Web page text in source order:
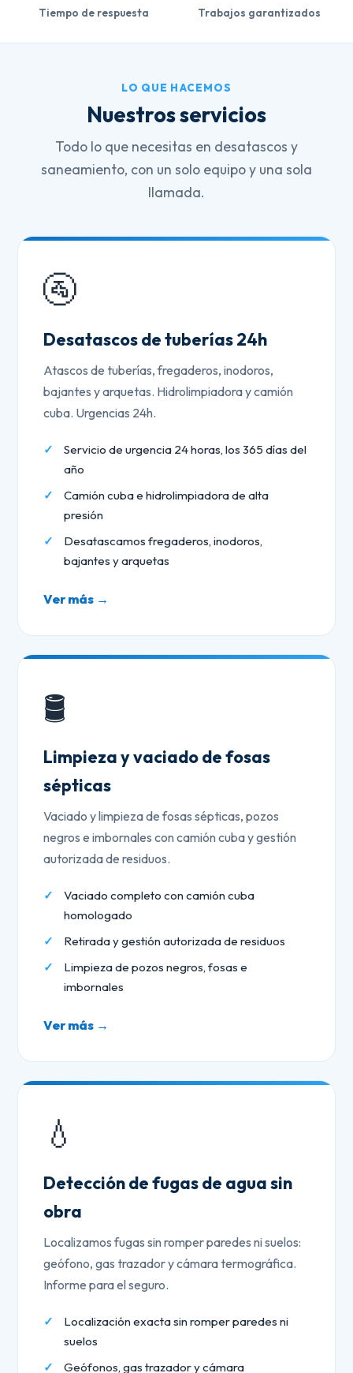
Tiempo de respuesta Trabajos garantizados
LO QUE HACEMOS
Nuestros servicios
Todo lo que necesitas en desatascos y
saneamiento, con un solo equipo y una sola
llamada.
🚰
Desatascos de tuberías 24h
Atascos de tuberías, fregaderos, inodoros,
bajantes y arquetas. Hidrolimpiadora y camión
cuba. Urgencias 24h.
Servicio de urgencia 24 horas, los 365 días del
año
Camión cuba e hidrolimpiadora de alta
presión
Desatascamos fregaderos, inodoros,
bajantes y arquetas
Ver más →
🛢️
Limpieza y vaciado de fosas
sépticas
Vaciado y limpieza de fosas sépticas, pozos
negros e imbornales con camión cuba y gestión
autorizada de residuos.
Vaciado completo con camión cuba
homologado
Retirada y gestión autorizada de residuos
Limpieza de pozos negros, fosas e
imbornales
Ver más →
💧
Detección de fugas de agua sin
obra
Localizamos fugas sin romper paredes ni suelos:
geófono, gas trazador y cámara termográfica.
Informe para el seguro.
Localización exacta sin romper paredes ni
suelos
Geófonos, gas trazador y cámara